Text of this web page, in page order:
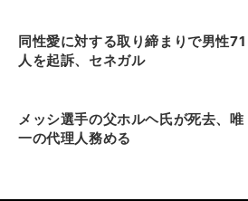
同性愛に対する取り締まりで男性71
人を起訴、セネガル
メッシ選手の父ホルヘ氏が死去、唯
一の代理人務める